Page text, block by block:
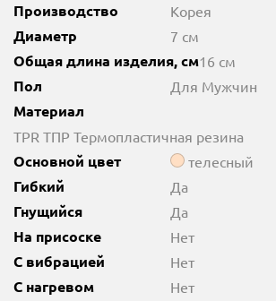
Производство Корея
Диаметр 7 см
Общая длина изделия, см16 см
Пол Для Мужчин
Материал
TPR ТПР Термопластичная резина
Основной цвет телесный
Гибкий Да
Гнущийся Да
На присоске Нет
С вибрацией Нет
С нагревом Нет